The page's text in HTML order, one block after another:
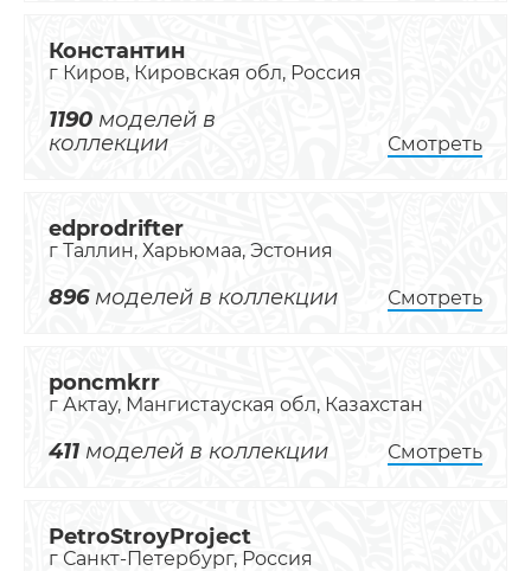
Константин
г Киров, Кировская обл, Россия
1190 моделей в
коллекции
Смотреть
edprodrifter
г Таллин, Харьюмаа, Эстония
896моделей в коллекции Смотреть
poncmkrr
г Актау, Мангистауская обл, Казахстан
411 моделей в коллекции Смотреть
PetroStroyProject
г Санкт-Петербург, Россия